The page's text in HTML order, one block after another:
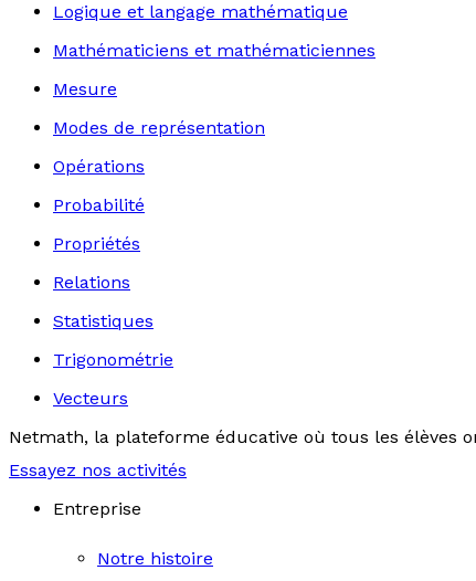
Logique et langage mathématique
Mathématiciens et mathématiciennes
Mesure
Modes de représentation
Opérations
Probabilité
Propriétés
Relations
Statistiques
Trigonométrie
Vecteurs
Netmath, la plateforme éducative où tous les élèves
Essayez nos activités
Entreprise
Notre histoire